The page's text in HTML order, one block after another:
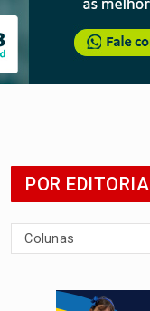
POR EDITORIA